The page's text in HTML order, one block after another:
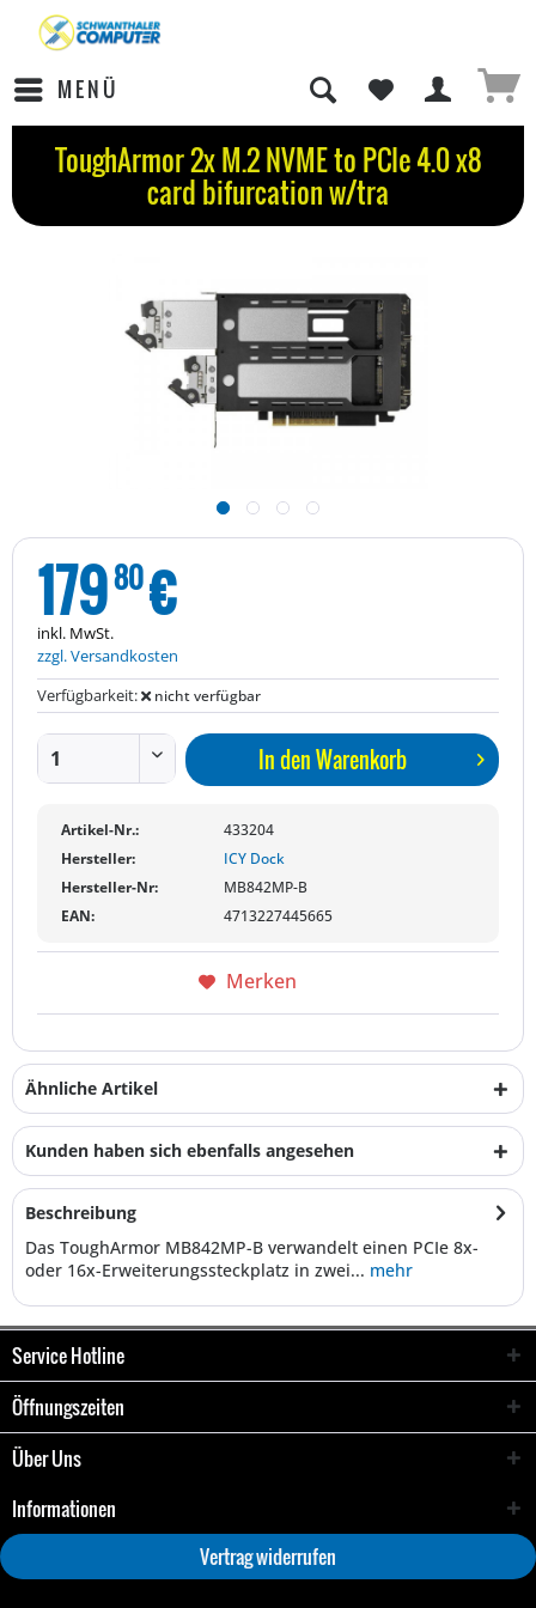
MENÜ
ToughArmor 2x M.2 NVME to PCIe 4.0 x8
card bifurcation w/tra
17980€
inkl. MwSt.
zzgl. Versandkosten
Verfügbarkeit:
nicht verfügbar
In denWarenkorb
Artikel-Nr.:
433204
Hersteller:
ICY Dock
Hersteller-Nr:
MB842MP-B
EAN:
4713227445665
Merken
Ähnliche Artikel
Kunden haben sich ebenfalls angesehen
Beschreibung
Das ToughArmor MB842MP-B verwandelt einen PCIe 8x-
oder 16x-Erweiterungssteckplatz in zwei... mehr
Service Hotline
Öffnungszeiten
Über Uns
Informationen
Vertrag widerrufen